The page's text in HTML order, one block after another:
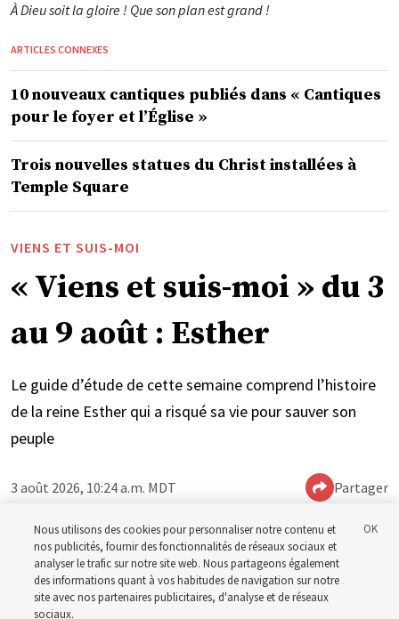
À Dieu soit la gloire ! Que son plan est grand !
ARTICLES CONNEXES
10 nouveaux cantiques publiés dans « Cantiques
pour le foyer et l’Église »
Trois nouvelles statues du Christ installées à
Temple Square
VIENS ET SUIS-MOI
« Viens et suis-moi » du 3
au 9 août : Esther
Le guide d’étude de cette semaine comprend l’histoire
de la reine Esther qui a risqué sa vie pour sauver son
peuple
3 août 2026, 10:24 a.m. MDT Partager
DISPONIBLE EN: Anglais | Espagnol | Portugais
Nous utilisons des cookies pour personnaliser notre contenu et
nos publicités, fournir des fonctionnalités de réseaux sociaux et
analyser le trafic sur notre site web. Nous partageons également
des informations quant à vos habitudes de navigation sur notre
site avec nos partenaires publicitaires, d'analyse et de réseaux
sociaux.